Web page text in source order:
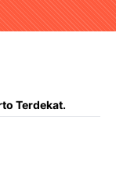
Terdekat.